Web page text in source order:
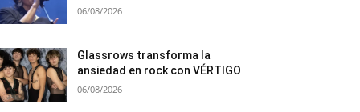
06/08/2026
Glassrows transforma la
ansiedad en rock con VÉRTIGO
06/08/2026